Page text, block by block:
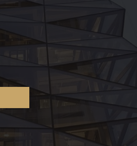
neues Fenster))
((öffnet ein neues Fenster))